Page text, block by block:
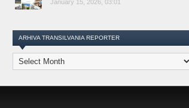
January 15, 2026, 03:01
ARHIVA TRANSILVANIA REPORTER
Arhiva
Transilvania